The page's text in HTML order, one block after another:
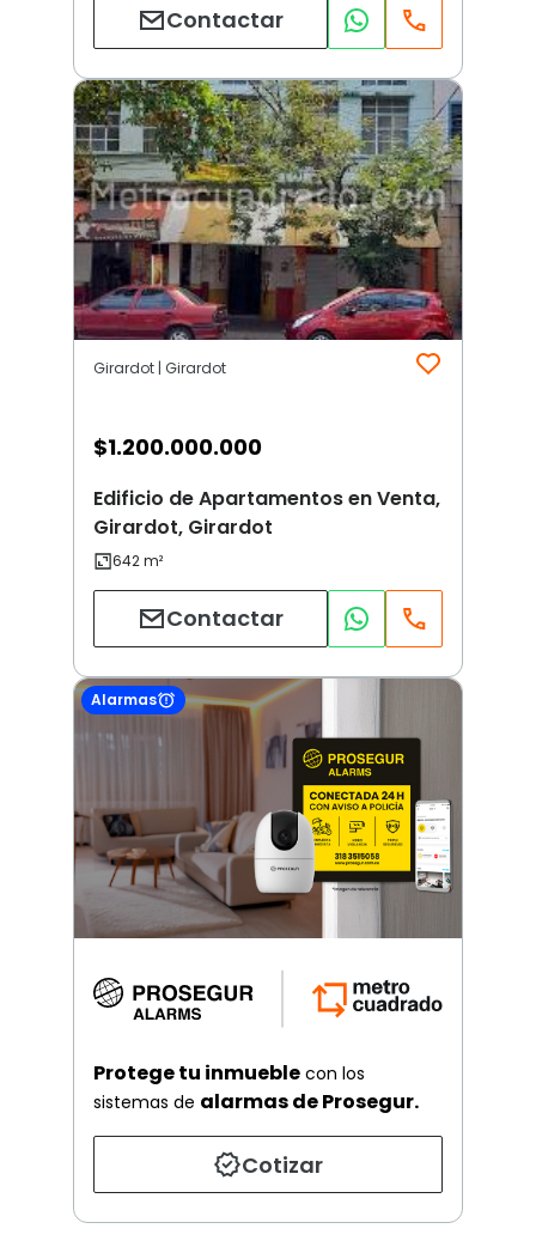
Contactar
Girardot | Girardot
$1.200.000.000
Edificio de Apartamentos en Venta,
Girardot, Girardot
Contactar
Alarmas
Protege tu inmueble con los
sistemas de alarmas de Prosegur.
Cotizar